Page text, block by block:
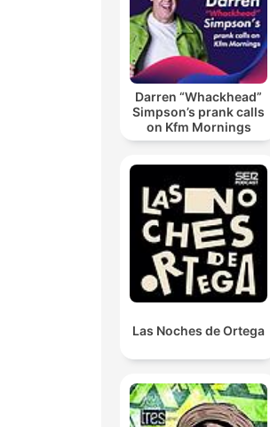
Darren “Whackhead”
Simpson’s prank calls
on Kfm Mornings
Las Noches de Ortega